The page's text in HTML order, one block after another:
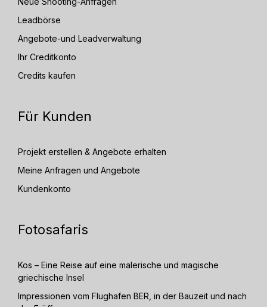
Leadbörse
Angebote-und Leadverwaltung
Ihr Creditkonto
Credits kaufen
Für Kunden
Projekt erstellen & Angebote erhalten
Meine Anfragen und Angebote
Kundenkonto
Fotosafaris
Kos – Eine Reise auf eine malerische und magische
griechische Insel
Impressionen vom Flughafen BER, in der Bauzeit und nach